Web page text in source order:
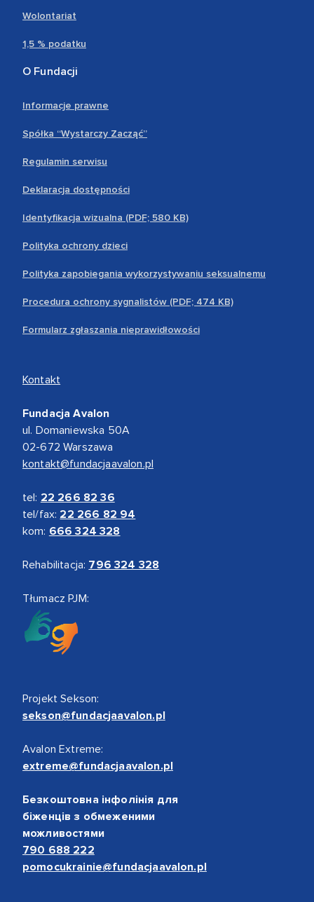
Wolontariat
1,5 % podatku
O Fundacji
Informacje prawne
Spółka “Wystarczy Zacząć”
Regulamin serwisu
Deklaracja dostępności
Identyfikacja wizualna (PDF; 580 KB)
Polityka ochrony dzieci
Polityka zapobiegania wykorzystywaniu seksualnemu
Procedura ochrony sygnalistów (PDF; 474 KB)
Formularz zgłaszania nieprawidłowości
Kontakt
Fundacja Avalon
ul. Domaniewska 50A
02-672 Warszawa
kontakt@fundacjaavalon.pl
tel: 22 266 82 36
tel/fax: 22 266 82 94
kom: 666 324 328
Rehabilitacja: 796 324 328
Tłumacz PJM:
Projekt Sekson:
sekson@fundacjaavalon.pl
Avalon Extreme:
extreme@fundacjaavalon.pl
Безкоштовна інфолінія для
біженців з обмеженими
можливостями
790 688 222
pomocukrainie@fundacjaavalon.pl